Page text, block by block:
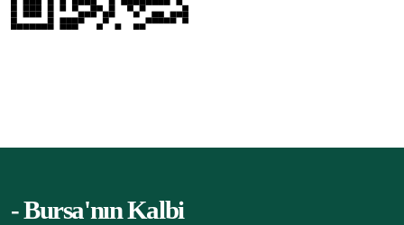
- Bursa'nın Kalbi